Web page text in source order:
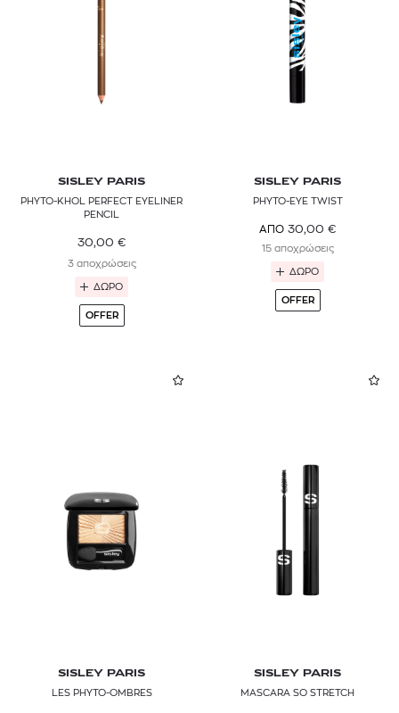
SISLEY PARIS
PHYTO-KHOL PERFECT EYELINER
PENCIL
30,00 €
3 αποχρώσεις
ΔΩΡΟ
OFFER
SISLEY PARIS
PHYTO-EYE TWIST
ΑΠΟ 30,00 €
15 αποχρώσεις
ΔΩΡΟ
OFFER
SISLEY PARIS
LES PHYTO-OMBRES
SISLEY PARIS
MASCARA SO STRETCH